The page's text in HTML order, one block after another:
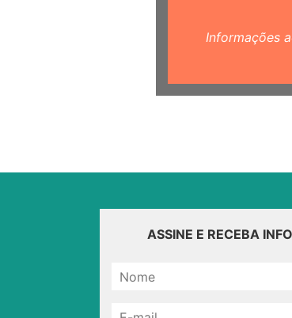
Informações
ASSINE E RECEBA